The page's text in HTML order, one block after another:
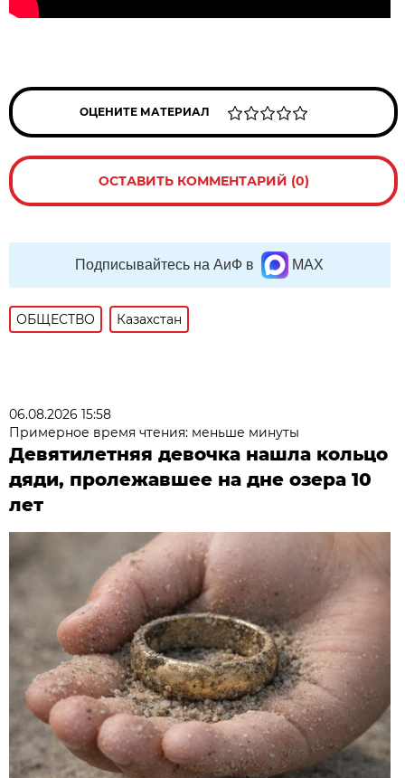
ОЦЕНИТЕ МАТЕРИАЛ
ОСТАВИТЬ КОММЕНТАРИЙ (0)
Подписывайтесь на АиФ в MAX
ОБЩЕСТВО Казахстан
06.08.2026 15:58
Примерное время чтения: меньше минуты
Девятилетняя девочка нашла кольцо
дяди, пролежавшее на дне озера 10
лет